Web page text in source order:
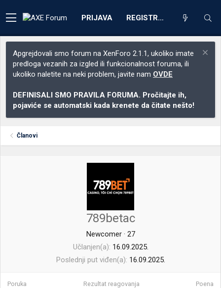
PRIJAVA REGISTRACIJA
Apgrejdovali smo forum na XenForo 2.1.1, ukoliko imate
predloga vezanih za izgled ili funkcionalnost foruma, ili
ukoliko naletite na neki problem, javite nam OVDE
DEFINISALI SMO PRAVILA FORUMA. Pročitajte ih,
pojaviće se automatski kada krenete da čitate nešto!
Članovi
789betac
Newcomer · 27
Učlanjen(a) 16.09.2025.
Poslednji put viđen(a) 16.09.2025.
Poruka Rezultat reagovanja Poena